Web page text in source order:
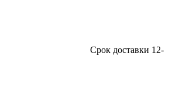
Срок доставки 12-